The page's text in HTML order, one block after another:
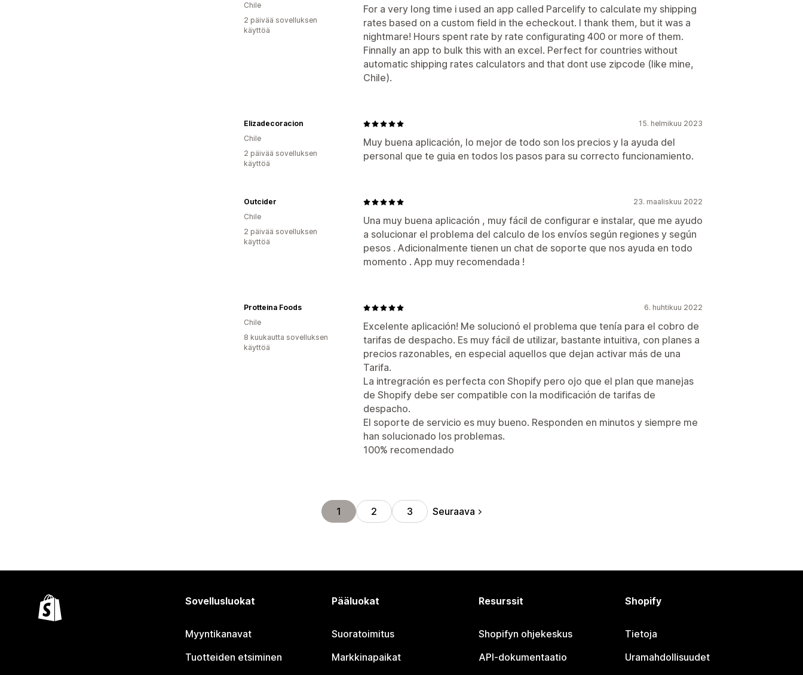
For a very long time i used an app called Parcelify to calculate my shipping
rates based on a custom field in the echeckout. I thank them, but it was a
nightmare! Hours spent rate by rate configurating 400 or more of them.
Finnally an app to bulk this with an excel. Perfect for countries without
automatic shipping rates calculators and that dont use zipcode (like mine,
Chile).
Chile
2 päivää sovelluksen
käyttöä
15. helmikuu 2023
Muy buena aplicación, lo mejor de todo son los precios y la ayuda del
personal que te guia en todos los pasos para su correcto funcionamiento.
Elizadecoracion
Chile
2 päivää sovelluksen
käyttöä
23. maaliskuu 2022
Una muy buena aplicación , muy fácil de configurar e instalar, que me ayudo
a solucionar el problema del calculo de los envíos según regiones y según
pesos . Adicionalmente tienen un chat de soporte que nos ayuda en todo
momento . App muy recomendada !
Outcider
Chile
2 päivää sovelluksen
käyttöä
6. huhtikuu 2022
Excelente aplicación! Me solucionó el problema que tenía para el cobro de
tarifas de despacho. Es muy fácil de utilizar, bastante intuitiva, con planes a
precios razonables, en especial aquellos que dejan activar más de una
Tarifa.
La intregración es perfecta con Shopify pero ojo que el plan que manejas
de Shopify debe ser compatible con la modificación de tarifas de
despacho.
El soporte de servicio es muy bueno. Responden en minutos y siempre me
han solucionado los problemas.
100% recomendado
Protteina Foods
Chile
8 kuukautta sovelluksen
käyttöä
1 2 3 Seuraava
Sovellusluokat
Myyntikanavat
Tuotteiden etsiminen
Pääluokat
Suoratoimitus
Markkinapaikat
Resurssit
Shopifyn ohjekeskus
API-dokumentaatio
Shopify
Tietoja
Uramahdollisuudet